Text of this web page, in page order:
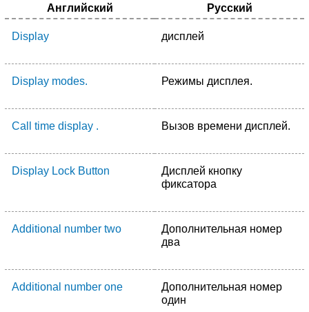
Английский Русский
Display дисплей
Display modes. Режимы дисплея.
Call time display . Вызов времени дисплей.
Display Lock Button
Дисплей кнопку
фиксатора
Additional number two
Дополнительная номер
два
Additional number one
Дополнительная номер
один